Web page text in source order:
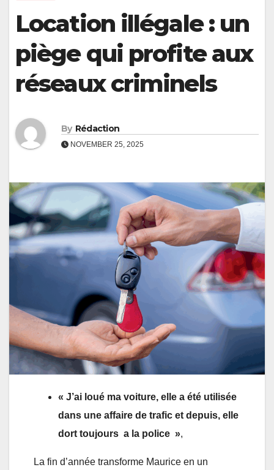
Location illégale : un
piège qui profite aux
réseaux criminels
By Rédaction
NOVEMBER 25, 2025
« J’ai loué ma voiture, elle a été utilisée
dans une affaire de trafic et depuis, elle
dort toujours a la police »,
La fin d’année transforme Maurice en un